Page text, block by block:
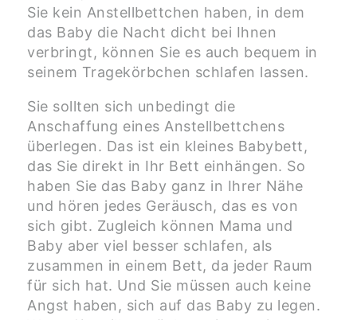
Sie kein Anstellbettchen haben, in dem
das Baby die Nacht dicht bei Ihnen
verbringt, können Sie es auch bequem in
seinem Tragekörbchen schlafen lassen.
Sie sollten sich unbedingt die
Anschaffung eines Anstellbettchens
überlegen. Das ist ein kleines Babybett,
das Sie direkt in Ihr Bett einhängen. So
haben Sie das Baby ganz in Ihrer Nähe
und hören jedes Geräusch, das es von
sich gibt. Zugleich können Mama und
Baby aber viel besser schlafen, als
zusammen in einem Bett, da jeder Raum
für sich hat. Und Sie müssen auch keine
Angst haben, sich auf das Baby zu legen.